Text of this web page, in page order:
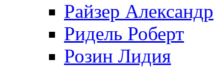
Райзер Александр
Ридель Роберт
Розин Лидия